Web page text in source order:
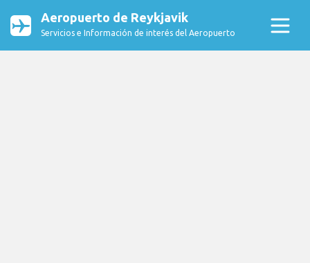
Aeropuerto de Reykjavik
Servicios e Información de interés del Aeropuerto